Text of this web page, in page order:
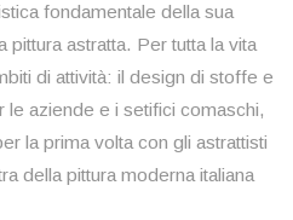
fondamentale della sua
pittura astratta. Per tutta la vita
di attività: il design di stoffe e
aziende e i setifici comaschi,
la prima volta con gli astrattisti
della pittura moderna italiana